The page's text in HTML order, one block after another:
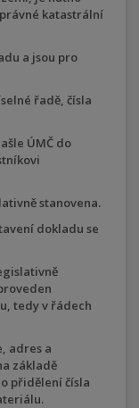
katastrální
a jsou pro
řadě, čísla
ÚMČ do
stanovena.
dokladu se
tedy v řádech
adres a
základě
přidělení čísla